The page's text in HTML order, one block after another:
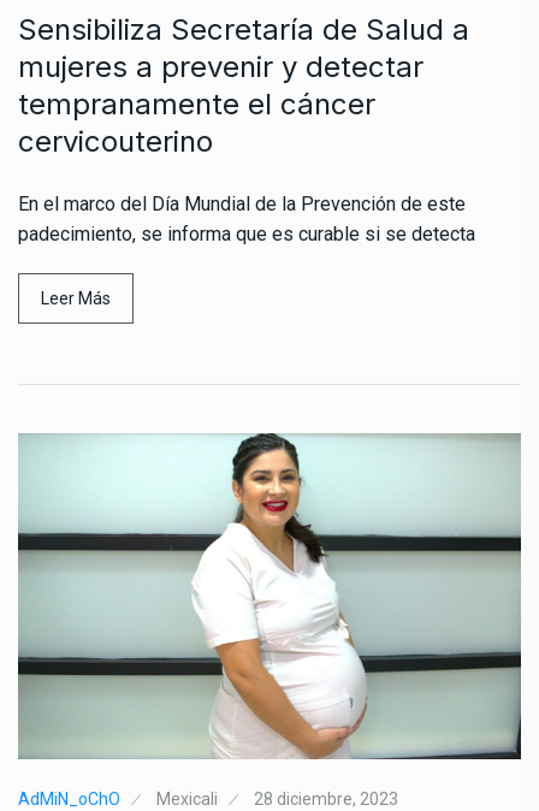
Sensibiliza Secretaría de Salud a
mujeres a prevenir y detectar
tempranamente el cáncer
cervicouterino
En el marco del Día Mundial de la Prevención de este
padecimiento, se informa que es curable si se detecta
Leer Más
AdMiN_oChO Mexicali 28 diciembre, 2023